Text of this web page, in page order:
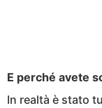
E perché avete
In realtà è stato